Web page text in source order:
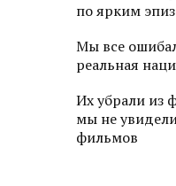
по ярким
Мы все
реальная
Их убрали из
мы не
фильмов